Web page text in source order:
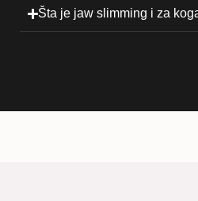
Šta je jaw slimming i za